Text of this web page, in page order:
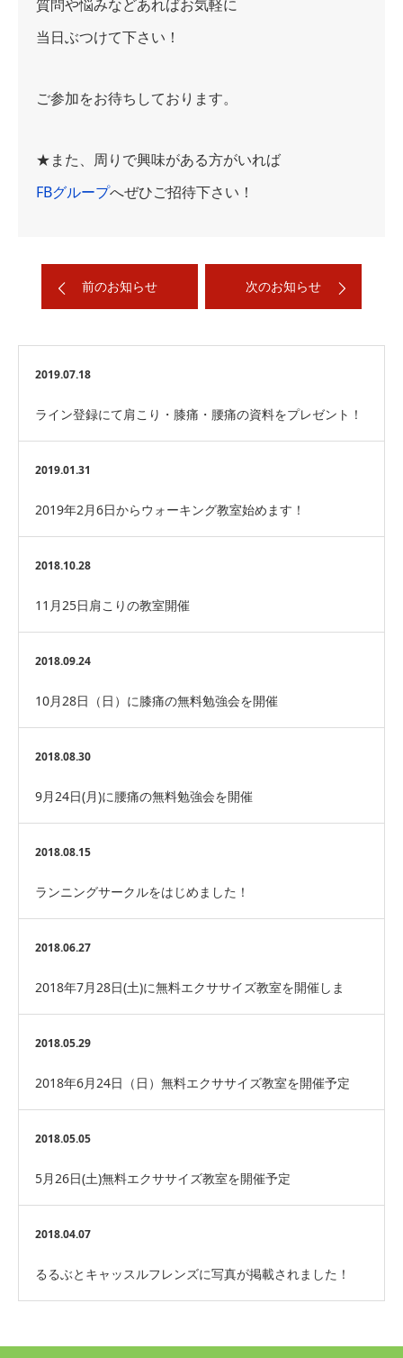
質問や悩みなどあればお気軽に
当日ぶつけて下さい！
ご参加をお待ちしております。
★また、周りで興味がある方がいれば
FBグループへぜひご招待下さい！
前のお知らせ 次のお知らせ
2019.07.18
ライン登録にて肩こり・膝痛・腰痛の資料をプレゼント！
2019.01.31
2019年2月6日からウォーキング教室始めます！
2018.10.28
11月25日肩こりの教室開催
2018.09.24
10月28日（日）に膝痛の無料勉強会を開催
2018.08.30
9月24日(月)に腰痛の無料勉強会を開催
2018.08.15
ランニングサークルをはじめました！
2018.06.27
2018年7月28日(土)に無料エクササイズ教室を開催しま
す。
2018.05.29
2018年6月24日（日）無料エクササイズ教室を開催予定
2018.05.05
5月26日(土)無料エクササイズ教室を開催予定
2018.04.07
るるぶとキャッスルフレンズに写真が掲載されました！